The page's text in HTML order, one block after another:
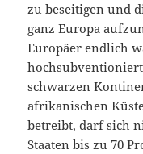
zu beseitigen und
ganz Europa
Europäer endlich
schwarzen
afrikanischen
betreibt, darf sich
Staaten bis zu 70